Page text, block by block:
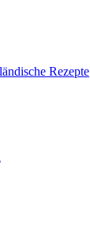
Rezepte